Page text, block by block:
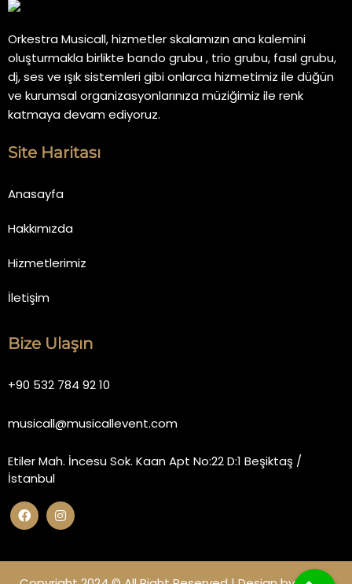
Orkestra Musicall, hizmetler skalamızın ana kalemini
oluşturmakla birlikte bando grubu , trio grubu, fasıl grubu,
dj, ses ve ışık sistemleri gibi onlarca hizmetimiz ile düğün
ve kurumsal organizasyonlarınıza müziğimiz ile renk
katmaya devam ediyoruz.
Site Haritası
Anasayfa
Hakkımızda
Hizmetlerimiz
İletişim
Bize Ulaşın
+90 532 784 92 10
musicall@musicallevent.com
Etiler Mah. İncesu Sok. Kaan Apt No:22 D:1 Beşiktaş /
İstanbul